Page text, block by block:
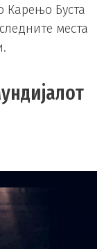
Буста
места